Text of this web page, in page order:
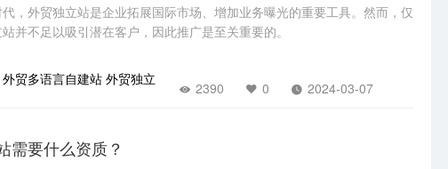
，外贸独立站是企业拓展国际市场、增加业务曝光的重要工具。然而，仅
并不足以吸引潜在客户，因此推广是至关重要的。
外贸多语言自建站 外贸独立
2390 0 2024-03-07
需要什么资质？